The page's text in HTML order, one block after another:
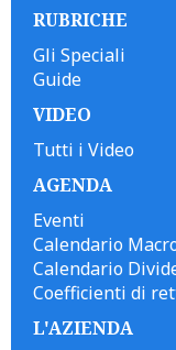
RUBRICHE
Gli Speciali
Guide
VIDEO
Tutti i Video
AGENDA
Eventi
Calendario
Calendario
Coefficienti di
L'AZIENDA